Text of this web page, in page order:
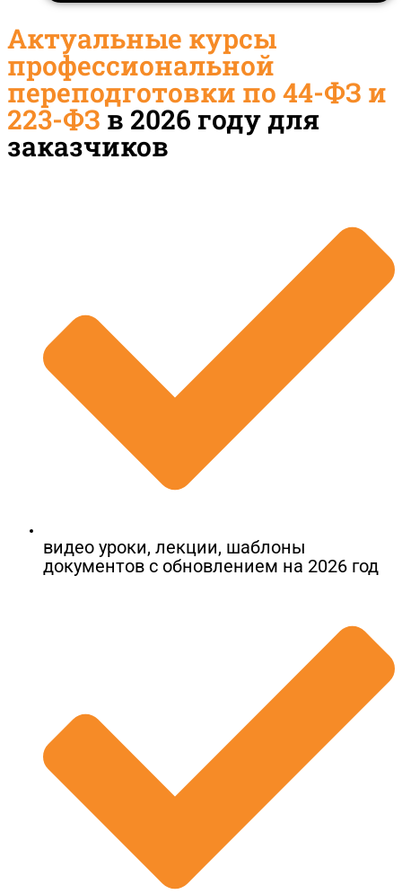
Актуальные курсы
профессиональной
переподготовки по 44-ФЗ и
223-ФЗ в 2026 году для
заказчиков
видео уроки, лекции, шаблоны
документов​ с обновлением на 2026 год